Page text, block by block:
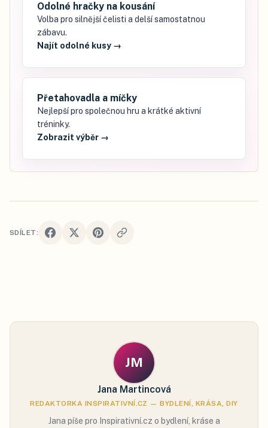
Odolné hračky na kousání
Volba pro silnější čelisti a delší samostatnou
zábavu.
Najít odolné kusy →
Přetahovadla a míčky
Nejlepší pro společnou hru a krátké aktivní
tréninky.
Zobrazit výběr →
SDÍLET:
JM
Jana Martincová
REDAKTORKA INSPIRATIVNÍ.CZ — BYDLENÍ, KRÁSA, DIY
Jana píše pro Inspirativní.cz o bydlení, kráse a